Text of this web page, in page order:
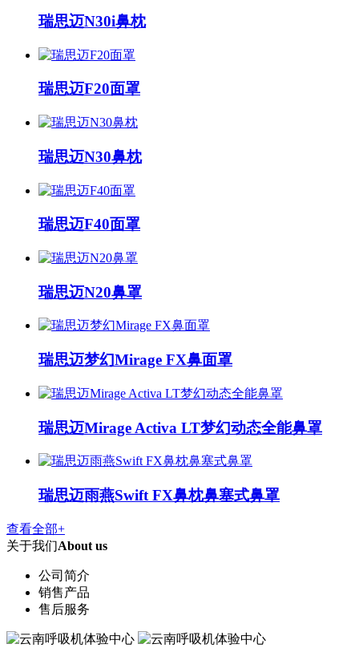
瑞思迈N30i鼻枕
瑞思迈F20面罩
瑞思迈N30鼻枕
瑞思迈F40面罩
瑞思迈N20鼻罩
瑞思迈梦幻Mirage FX鼻面罩
瑞思迈Mirage Activa LT梦幻动态全能鼻罩
瑞思迈雨燕Swift FX鼻枕鼻塞式鼻罩
查看全部+
关于我们About us
公司简介
销售产品
售后服务